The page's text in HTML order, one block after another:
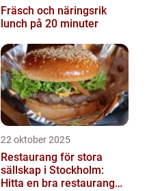
Fräsch och näringsrik
lunch på 20 minuter
22 oktober 2025
Restaurang för stora
sällskap i Stockholm:
Hitta en bra restaurang